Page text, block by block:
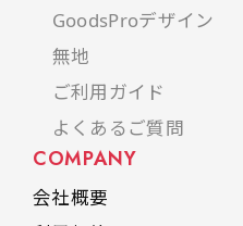
GoodsProデザイン
無地
ご利用ガイド
よくあるご質問
COMPANY
会社概要